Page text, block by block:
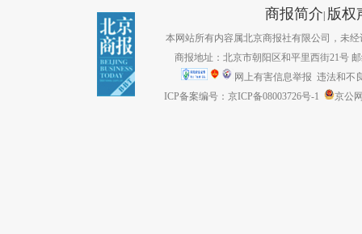
商报简介| 版权
本网站所有内容属北京商报社有限公司，未经
商报地址：北京市朝阳区和平里西街21号
网上有害信息举报 违法和不
ICP备案编号：京ICP备08003726号-1
京公